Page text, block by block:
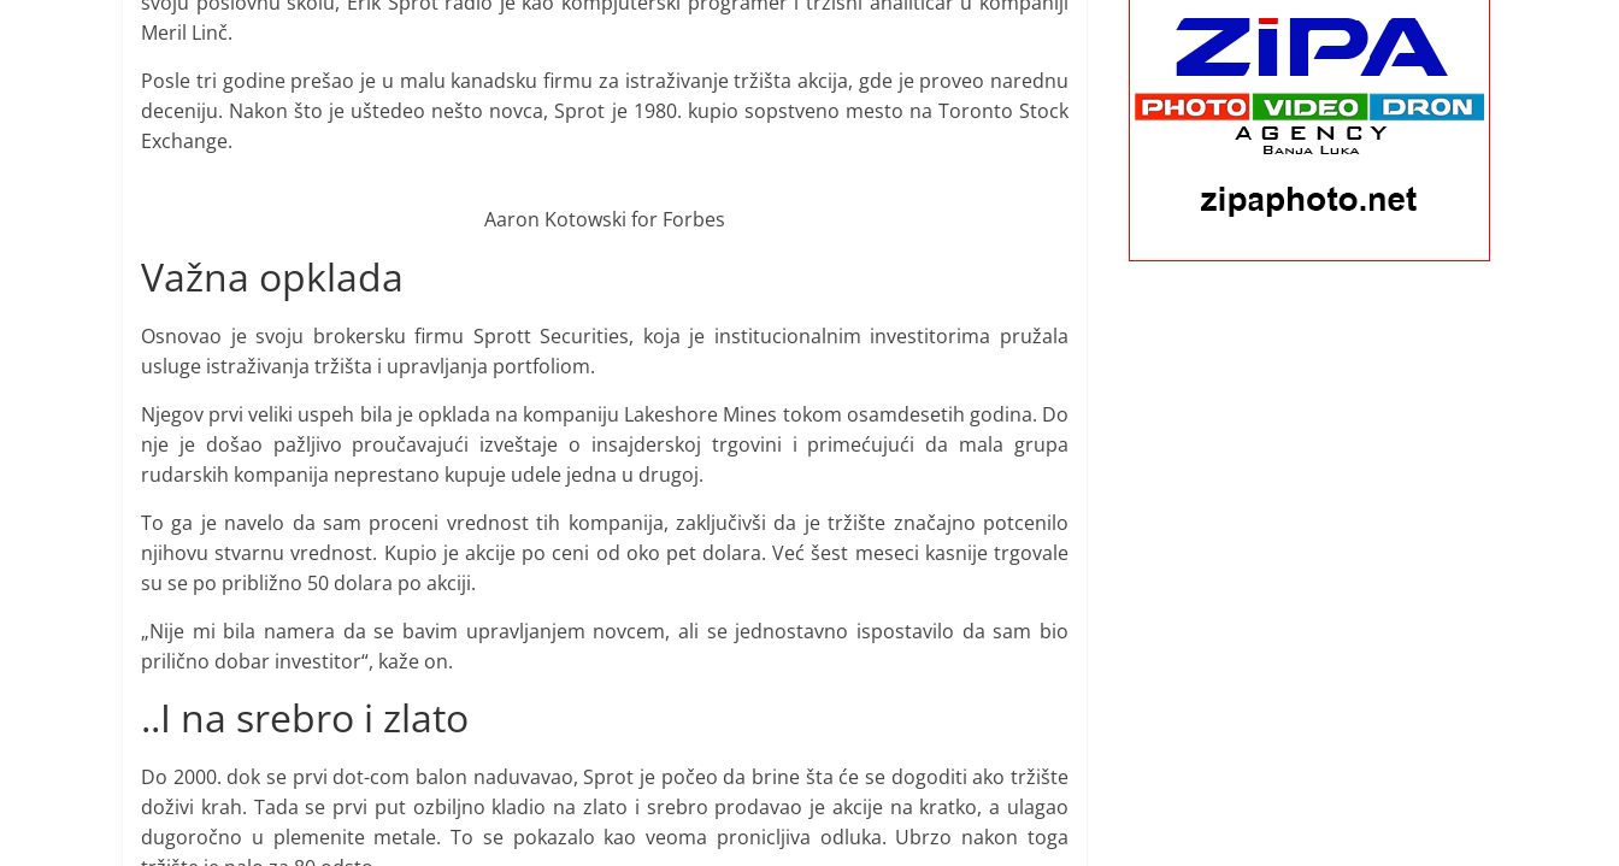
Meril Linč.
Posle tri godine prešao je u malu kanadsku firmu za istraživanje tržišta akcija, gde je proveo narednu
deceniju. Nakon što je uštedeo nešto novca, Sprot je 1980. kupio sopstveno mesto na Toronto Stock
Exchange.
Aaron Kotowski for Forbes
Važna opklada
Osnovao je svoju brokersku firmu Sprott Securities, koja je institucionalnim investitorima pružala
usluge istraživanja tržišta i upravljanja portfoliom.
Njegov prvi veliki uspeh bila je opklada na kompaniju Lakeshore Mines tokom osamdesetih godina. Do
nje je došao pažljivo proučavajući izveštaje o insajderskoj trgovini i primećujući da mala grupa
rudarskih kompanija neprestano kupuje udele jedna u drugoj.
To ga je navelo da sam proceni vrednost tih kompanija, zaključivši da je tržište značajno potcenilo
njihovu stvarnu vrednost. Kupio je akcije po ceni od oko pet dolara. Već šest meseci kasnije trgovale
su se po približno 50 dolara po akciji.
„Nije mi bila namera da se bavim upravljanjem novcem, ali se jednostavno ispostavilo da sam bio
prilično dobar investitor“, kaže on.
..I na srebro i zlato
Do 2000. dok se prvi dot-com balon naduvavao, Sprot je počeo da brine šta će se dogoditi ako tržište
doživi krah. Tada se prvi put ozbiljno kladio na zlato i srebro prodavao je akcije na kratko, a ulagao
dugoročno u plemenite metale. To se pokazalo kao veoma pronicljiva odluka. Ubrzo nakon toga